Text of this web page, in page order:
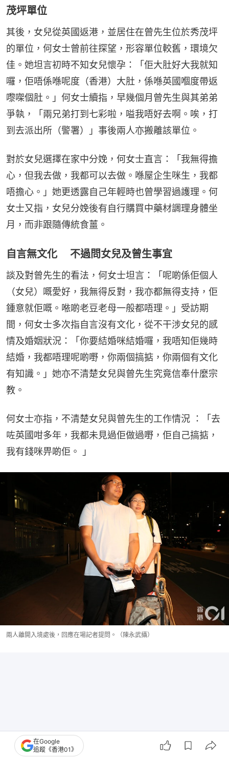
茂坪單位
其後，女兒從英國返港，並居住在曾先生位於秀茂坪
的單位，何女士曾前往探望，形容單位較舊，環境欠
佳。她坦言初時不知女兒懷孕：「佢大肚好大我就知
囉，佢唔係喺呢度（香港）大肚，係喺英國嗰度帶返
嚟㗎個肚。」何女士續指，早幾個月曾先生與其弟弟
爭執，「兩兄弟打到七彩啦，嗌我唔好去啊。唉，打
到去派出所（警署）」事後兩人亦搬離該單位。
對於女兒選擇在家中分娩，何女士直言：「我無得擔
心，但我去做，我都可以去做。喺屋企生咪生，我都
唔擔心。」她更透露自己年輕時也曾學習過護理。何
女士又指，女兒分娩後有自行購買中藥材調理身體坐
月，而非跟隨傳統食薑。
自言無文化 不過問女兒及曾生事宜
談及對曾先生的看法，何女士坦言：「呢啲係佢個人
（女兒）嘅愛好，我無得反對，我亦都無得支持，佢
鍾意就佢嘅。𠵱啲老豆老母一般都唔理。」受訪期
間，何女士多次指自言沒有文化，從不干涉女兒的感
情及婚姻狀況：「你要結婚咪結婚囉，我唔知佢幾時
結婚，我都唔理呢啲嘢，你兩個搞掂，你兩個有文化
有知識。」她亦不清楚女兒與曾先生究竟信奉什麼宗
教。
何女士亦指，不清楚女兒與曾先生的工作情況 ：「去
咗英國咁多年，我都未見過佢做過嘢，佢自己搞掂，
我有錢咪畀啲佢。 」
兩人離開入境處後，回應在場記者提問。（陳永武攝）
在Google
追蹤《香港01》